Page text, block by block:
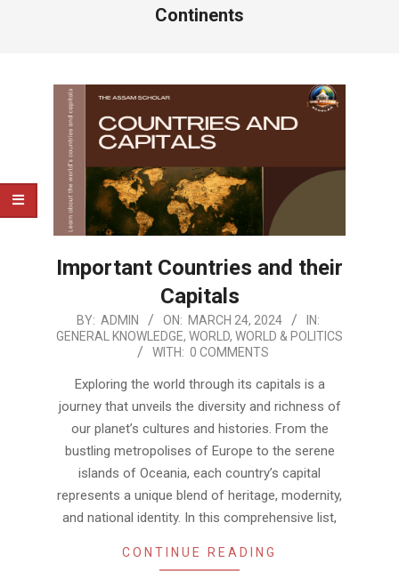
Continents
Important Countries and their
Capitals
2024-
03-
BY: ADMIN ON: MARCH 24, 2024
IN:
GENERAL KNOWLEDGE, WORLD, WORLD & POLITICS
WITH: 0 COMMENTS
Exploring the world through its capitals is a
journey that unveils the diversity and richness of
our planet’s cultures and histories. From the
bustling metropolises of Europe to the serene
islands of Oceania, each country’s capital
represents a unique blend of heritage, modernity,
and national identity. In this comprehensive list,
CONTINUE READING